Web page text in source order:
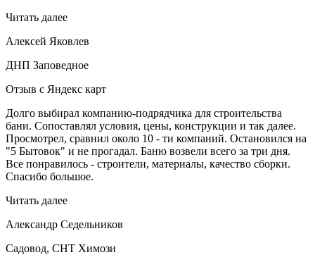
Читать далее
Алексей Яковлев
ДНП Заповедное
Отзыв с Яндекс карт
Долго выбирал компанию-подрядчика для строительства
бани. Сопоставлял условия, цены, конструкции и так далее.
Просмотрел, сравнил около 10 - ти компаний. Остановился на
"5 Бытовок" и не прогадал. Баню возвели всего за три дня.
Все понравилось - строители, материалы, качество сборки.
Спасибо большое.
Читать далее
Александр Седельников
Садовод, СНТ Химози